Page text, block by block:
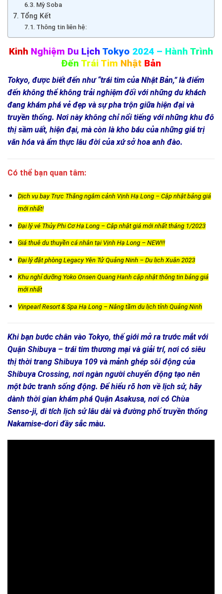
Mỳ Soba
Tổng Kết
Thông tin liên hệ:
Kinh Nghiệm Du Lịch Tokyo 2024 – Hành Trình
Đến Trái Tim Nhật Bản
Tokyo, được biết đến như “trái tim của Nhật Bản,” là điểm
đến không thể không trải nghiệm đối với những du khách
đang khám phá vẻ đẹp và sự pha trộn giữa hiện đại và
truyền thống. Nơi này không chỉ nổi tiếng với những khu đô
thị sầm uất, hiện đại, mà còn là kho báu của những giá trị
văn hóa và ẩm thực lâu đời của xứ sở hoa anh đào.
Có thể bạn quan tâm:
Dịch vụ bay Trực Thăng ngắm cảnh Vịnh Hạ Long – Cập nhật bảng giá
mới nhất!
Đại lý vé Thủy Phi Cơ Hạ Long – Cập nhật giá mới nhất tháng 1/2023
Giá thuê du thuyền cá nhân tại Vịnh Hạ Long – NEW!!!
Đại lý đặt phòng Legacy Yên Tử Quảng Ninh – Du lịch Xuân 2023
Khu nghỉ dưỡng Yoko Onsen Quang Hanh cập nhật thông tin bảng giá
mới nhất
Vinpearl Resort & Spa Hạ Long – Nâng tầm du lịch tỉnh Quảng Ninh
Khi bạn bước chân vào Tokyo, thế giới mở ra trước mắt với
Quận Shibuya – trái tim thương mại và giải trí, nơi có siêu
thị thời trang Shibuya 109 và mảnh ghép sôi động của
Shibuya Crossing, nơi ngàn người chuyển động tạo nên
một bức tranh sống động. Để hiểu rõ hơn về lịch sử, hãy
dành thời gian khám phá Quận Asakusa, nơi có Chùa
Senso-ji, di tích lịch sử lâu dài và đường phố truyền thống
Nakamise-dori đầy sắc màu.